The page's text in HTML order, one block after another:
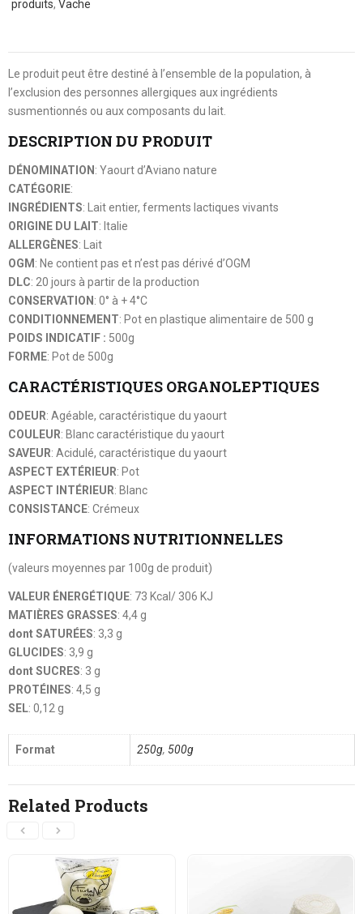
produits,Vache
Le produit peut être destiné à l’ensemble de la population, à
l’exclusion des personnes allergiques aux ingrédients
susmentionnés ou aux composants du lait.
DESCRIPTION DU PRODUIT
DÉNOMINATION : Yaourt d’Aviano nature
CATÉGORIE:
INGRÉDIENTS: Lait entier, ferments lactiques vivants
ORIGINE DU LAIT: Italie
ALLERGÈNES: Lait
OGM : Ne contient pas et n’est pas dérivé d’OGM
DLC: 20 jours à partir de la production
CONSERVATION : 0° à + 4°C
CONDITIONNEMENT: Pot en plastique alimentaire de 500 g
POIDS INDICATIF : 500g
FORME: Pot de 500g
CARACTÉRISTIQUES ORGANOLEPTIQUES
ODEUR: Agéable, caractéristique du yaourt
COULEUR: Blanc caractéristique du yaourt
SAVEUR: Acidulé, caractéristique du yaourt
ASPECT EXTÉRIEUR: Pot
ASPECT INTÉRIEUR: Blanc
CONSISTANCE: Crémeux
INFORMATIONS NUTRITIONNELLES
(valeurs moyennes par 100g de produit)
VALEUR ÉNERGÉTIQUE: 73 Kcal/ 306 KJ
MATIÈRES GRASSES: 4,4 g
dont SATURÉES: 3,3 g
GLUCIDES: 3,9 g
dont SUCRES: 3 g
PROTÉINES: 4,5 g
SEL: 0,12 g
Format 250g, 500g
Related Products